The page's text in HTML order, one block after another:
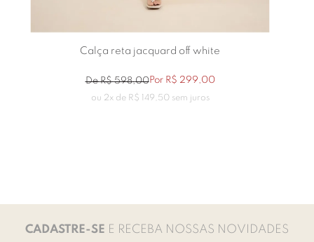
Calça reta jacquard off white
DeR$ 598,00Por R$ 299,00
ou 2x de R$ 149 50sem juros
CADASTRE-SE E RECEBA NOSSAS NOVIDADES